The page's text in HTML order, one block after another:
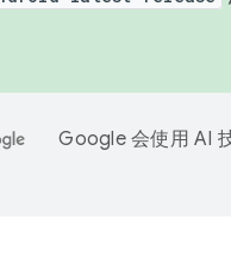
Google 会使用 AI